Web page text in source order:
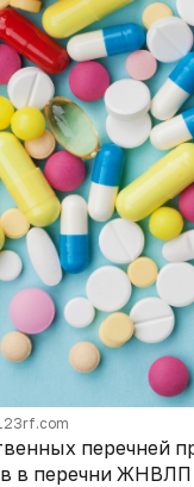
перечней
в перечни